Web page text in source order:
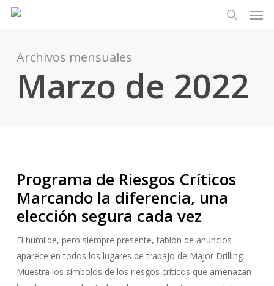
principalArchivos mensuales
Marzo de 2022
Programa de Riesgos Críticos
Marcando la diferencia, una
elección segura cada vez
El humilde, pero siempre presente, tablón de anuncios
aparece en todos los lugares de trabajo de Major Drilling.
Muestra los símbolos de los riesgos críticos que amenazan